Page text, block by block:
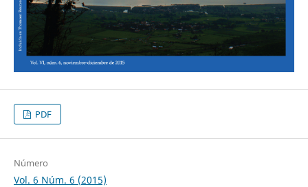
PDF
Número
Vol. 6 Núm. 6 (2015)